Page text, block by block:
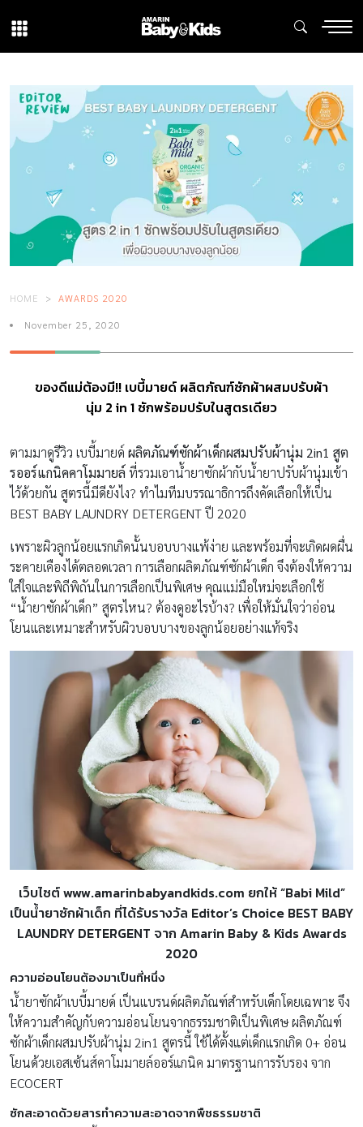
HOME AWARDS 2020
November 25, 2020
ของดีแม่ต้องมี!! เบบี้มายด์ ผลิตภัณฑ์ซักผ้าผสมปรับผ้า
นุ่ม 2 in 1 ซักพร้อมปรับในสูตรเดียว
ตามมาดูรีวิว เบบี้มายด์ ผลิตภัณฑ์ซักผ้าเด็กผสมปรับผ้านุ่ม 2in1 สูต
รออร์แกนิคคาโมมายล์ ที่รวมเอาน้ำยาซักผ้ากับน้ำยาปรับผ้านุ่มเข้า
ไว้ด้วยกัน สูตรนี้มีดียังไง? ทำไมทีมบรรณาธิการถึงคัดเลือกให้เป็น
BEST BABY LAUNDRY DETERGENT ปี 2020
เพราะผิวลูกน้อยแรกเกิดนั้นบอบบางแพ้ง่าย และพร้อมที่จะเกิดผดผื่น
ระคายเคืองได้ตลอดเวลา การเลือกผลิตภัณฑ์ซักผ้าเด็ก จึงต้องให้ความ
ใส่ใจและพิถีพิถันในการเลือกเป็นพิเศษ คุณแม่มือใหม่จะเลือกใช้
“น้ำยาซักผ้าเด็ก” สูตรไหน? ต้องดูอะไรบ้าง? เพื่อให้มั่นใจว่าอ่อน
โยนและเหมาะสำหรับผิวบอบบางของลูกน้อยอย่างแท้จริง
เว็บไซต์ www.amarinbabyandkids.com ยกให้ “Babi Mild”
เป็นน้ำยาซักผ้าเด็ก ที่ได้รับรางวัล Editor’s Choice BEST BABY
LAUNDRY DETERGENT จาก Amarin Baby & Kids Awards
2020
ความอ่อนโยนต้องมาเป็นที่หนึ่ง
น้ำยาซักผ้าเบบี้มายด์ เป็นแบรนด์ผลิตภัณฑ์สำหรับเด็กโดยเฉพาะ จึง
ให้ความสำคัญกับความอ่อนโยนจากธรรมชาติเป็นพิเศษ ผลิตภัณฑ์
ซักผ้าเด็กผสมปรับผ้านุ่ม 2in1 สูตรนี้ ใช้ได้ตั้งแต่เด็กแรกเกิด 0+ อ่อน
โยนด้วยเอสเซ้นส์คาโมมายล์ออร์แกนิค มาตรฐานการรับรอง จาก
ECOCERT
ซักสะอาดด้วยสารทำความสะอาดจากพืชธรรมชาติ